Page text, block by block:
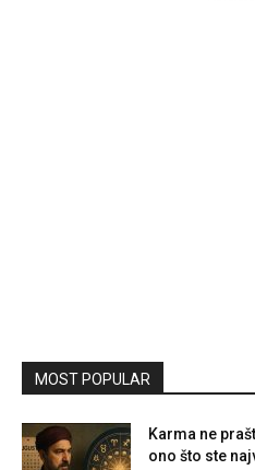
MOST POPULAR
Karma ne
ono što ste